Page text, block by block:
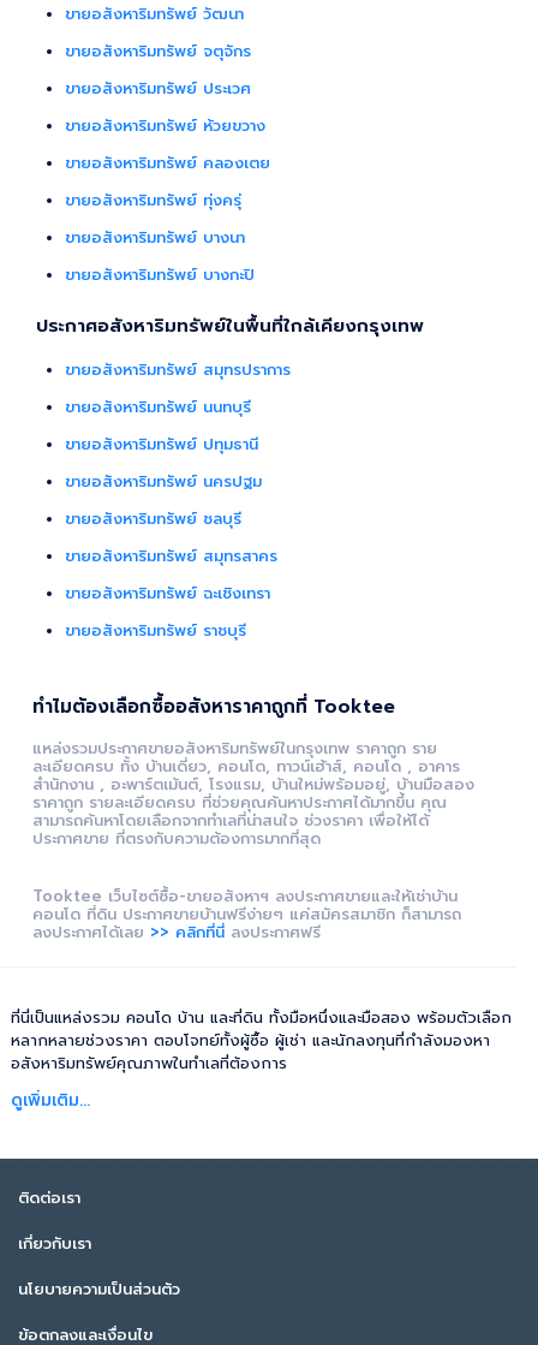
ขายอสังหาริมทรัพย์ วัฒนา
ขายอสังหาริมทรัพย์ จตุจักร
ขายอสังหาริมทรัพย์ ประเวศ
ขายอสังหาริมทรัพย์ ห้วยขวาง
ขายอสังหาริมทรัพย์ คลองเตย
ขายอสังหาริมทรัพย์ ทุ่งครุ่
ขายอสังหาริมทรัพย์ บางนา
ขายอสังหาริมทรัพย์ บางกะปิ
ประกาศอสังหาริมทรัพย์ในพื้นที่ใกล้เคียงกรุงเทพ
ขายอสังหาริมทรัพย์ สมุทรปราการ
ขายอสังหาริมทรัพย์ นนทบุรี
ขายอสังหาริมทรัพย์ ปทุมธานี
ขายอสังหาริมทรัพย์ นครปฐม
ขายอสังหาริมทรัพย์ ชลบุรี
ขายอสังหาริมทรัพย์ สมุทรสาคร
ขายอสังหาริมทรัพย์ ฉะเชิงเทรา
ขายอสังหาริมทรัพย์ ราชบุรี
ทำไมต้องเลือกซื้ออสังหาราคาถูกที่ Tooktee
แหล่งรวมประกาศขายอสังหาริมทรัพย์ในกรุงเทพ ราคาถูก ราย
ละเอียดครบ ทั้ง บ้านเดี่ยว, คอนโด, ทาวน์เฮ้าส์, คอนโด , อาคาร
สำนักงาน , อะพาร์ตเม้นต์, โรงแรม, บ้านใหม่พร้อมอยู่, บ้านมือสอง
ราคาถูก รายละเอียดครบ ที่ช่วยคุณค้นหาประกาศได้มากขึ้น คุณ
สามารถค้นหาโดยเลือกจากทำเลที่น่าสนใจ ช่วงราคา เพื่อให้ได้
ประกาศขาย ที่ตรงกับความต้องการมากที่สุด
Tooktee เว็บไซต์ซื้อ-ขายอสังหาฯ ลงประกาศขายและให้เช่าบ้าน
คอนโด ที่ดิน ประกาศขายบ้านฟรีง่ายๆ แค่สมัครสมาชิก ก็สามารถ
ลงประกาศได้เลย >> คลิกที่นี่ ลงประกาศฟรี
ที่นี่เป็นแหล่งรวม คอนโด บ้าน และที่ดิน ทั้งมือหนึ่งและมือสอง พร้อมตัวเลือก
หลากหลายช่วงราคา ตอบโจทย์ทั้งผู้ซื้อ ผู้เช่า และนักลงทุนที่กำลังมองหา
อสังหาริมทรัพย์คุณภาพในทำเลที่ต้องการ
ดูเพิ่มเติม...
ติดต่อเรา
เกี่ยวกับเรา
นโยบายความเป็นส่วนตัว
ข้อตกลงและเงื่อนไข